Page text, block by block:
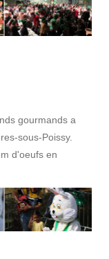
gourmands a
sous-Poissy.
d'oeufs en